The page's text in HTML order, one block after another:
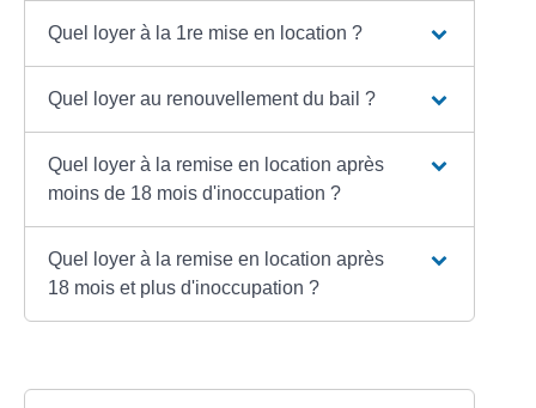
Quel loyer à la 1re mise en location ?
Quel loyer au renouvellement du bail ?
Quel loyer à la remise en location après
moins de 18 mois d'inoccupation ?
Quel loyer à la remise en location après
18 mois et plus d'inoccupation ?